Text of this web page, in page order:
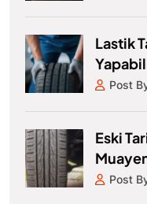
Lastik
Post
Eski
Post